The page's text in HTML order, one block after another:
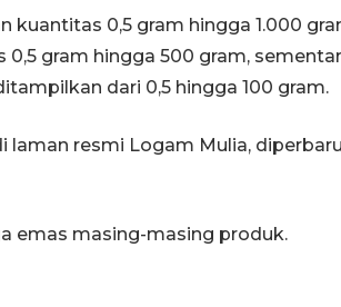
kuantitas 0,5 gram hingga 1.000
0,5 gram hingga 500 gram,
dari 0,5 hingga 100 gram.
laman resmi Logam Mulia,
emas masing-masing produk.